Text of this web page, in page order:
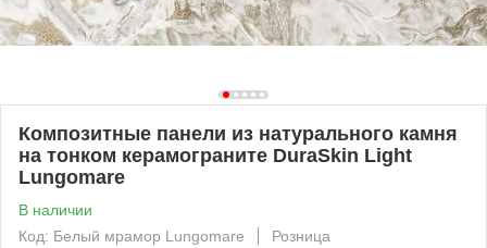
Композитные панели из натурального камня
на тонком керамограните DuraSkin Light
Lungomare
В наличии
Код: Белый мрамор Lungomare
Розница